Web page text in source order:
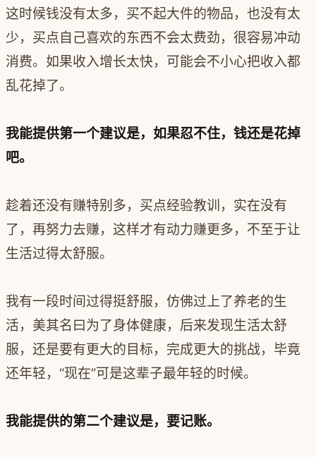
这时候钱没有太多，买不起大件的物品，也没有太
少，买点自己喜欢的东西不会太费劲，很容易冲动
消费。如果收入增长太快，可能会不小心把收入都
乱花掉了。
我能提供第一个建议是，如果忍不住，钱还是花掉
吧。
趁着还没有赚特别多，买点经验教训，实在没有
了，再努力去赚，这样才有动力赚更多，不至于让
生活过得太舒服。
我有一段时间过得挺舒服，仿佛过上了养老的生
活，美其名曰为了身体健康，后来发现生活太舒
服，还是要有更大的目标，完成更大的挑战，毕竟
还年轻，“现在”可是这辈子最年轻的时候。
我能提供的第二个建议是，要记账。